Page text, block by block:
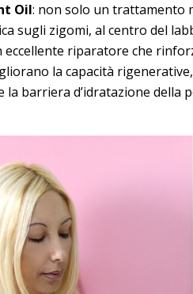
Oil: non solo un trattamento
sugli zigomi, al centro del
eccellente riparatore che
la capacità
barriera d’idratazione della